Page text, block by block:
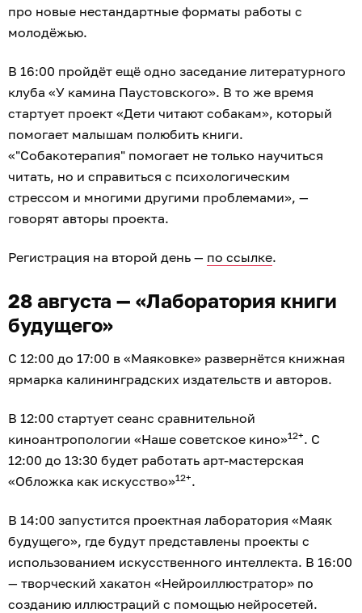
про новые нестандартные форматы работы с
молодёжью.
В 16:00 пройдёт ещё одно заседание литературного
клуба «У камина Паустовского». В то же время
стартует проект «Дети читают собакам», который
помогает малышам полюбить книги.
«"Собакотерапия" помогает не только научиться
читать, но и справиться с психологическим
стрессом и многими другими проблемами», —
говорят авторы проекта.
Регистрация на второй день — по ссылке.
28 августа — «Лаборатория книги
будущего»
С 12:00 до 17:00 в «Маяковке» развернётся книжная
ярмарка калининградских издательств и авторов.
В 12:00 стартует сеанс сравнительной
киноантропологии «Наше советское кино»12+. С
12:00 до 13:30 будет работать арт-мастерская
«Обложка как искусство»12+.
В 14:00 запустится проектная лаборатория «Маяк
будущего», где будут представлены проекты с
использованием искусственного интеллекта. В 16:00
— творческий хакатон «Нейроиллюстратор» по
созданию иллюстраций с помощью нейросетей.